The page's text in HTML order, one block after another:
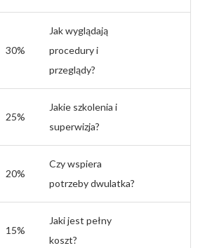
30%
Jak wyglądają
procedury i
przeglądy?
25%
Jakie szkolenia i
superwizja?
20%
Czy wspiera
potrzeby dwulatka?
15%
Jaki jest pełny
koszt?